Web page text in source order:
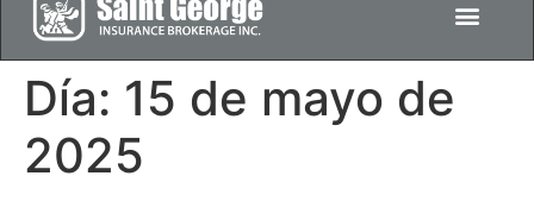
Día: 15 de mayo de
2025